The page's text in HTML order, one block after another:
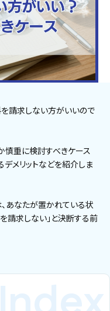
請求しない方がいいので
慎重に検討すべきケース
メリットなどを紹介しま
あなたが置かれている状
請求しない」と決断する前